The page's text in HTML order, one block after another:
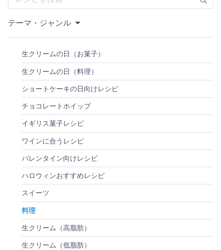
テーマ・ジャンル
生クリームの日（お菓子）
生クリームの日（料理）
ショートケーキの日向けレシピ
チョコレートホイップ
イギリス菓子レシピ
ワインに合うレシピ
バレンタイン向けレシピ
ハロウィンおすすめレシピ
スイーツ
料理
生クリーム（高脂肪）
生クリーム（低脂肪）